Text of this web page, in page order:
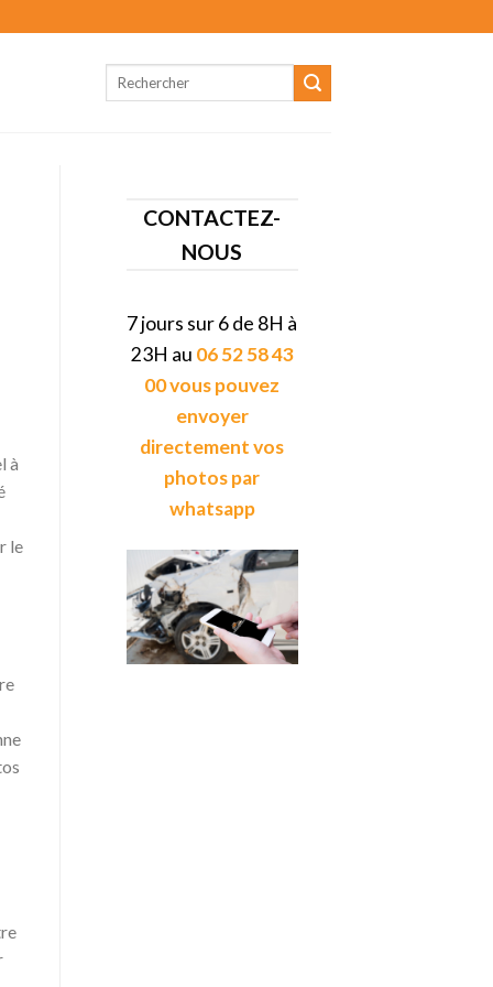
à
le
CONTACTEZ-
NOUS
7 jours sur 6 de 8H à
23H au 06 52 58 43
00 vous pouvez
envoyer
directement vos
photos par
whatsapp